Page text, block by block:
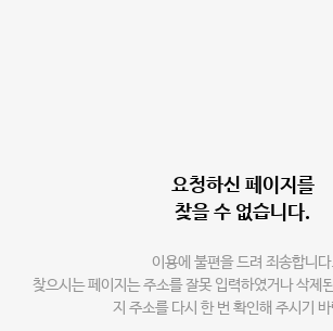
요청하신 페이지를
찾을 수 없습니다.
이용에 불편을 드려 죄송합니다.
찾으시는 페이지는 주소를 잘못 입력하였거나 삭제
지 주소를 다시 한 번 확인해 주시기